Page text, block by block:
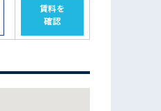
賃料を
確認